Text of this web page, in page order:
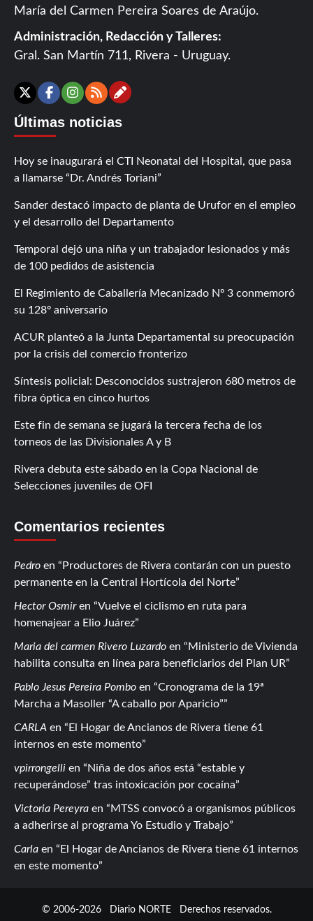
María del Carmen Pereira Soares de Araújo.
Administración, Redacción y Talleres:
Gral. San Martín 711, Rivera - Uruguay.
X Facebook
Instagram
RSSContáctanos
Últimas noticias
Hoy se inaugurará el CTI Neonatal del Hospital, que pasa
a llamarse “Dr. Andrés Toriani”
Sander destacó impacto de planta de Urufor en el empleo
y el desarrollo del Departamento
Temporal dejó una niña y un trabajador lesionados y más
de 100 pedidos de asistencia
El Regimiento de Caballería Mecanizado Nº 3 conmemoró
su 128º aniversario
ACUR planteó a la Junta Departamental su preocupación
por la crisis del comercio fronterizo
Síntesis policial: Desconocidos sustrajeron 680 metros de
fibra óptica en cinco hurtos
Este fin de semana se jugará la tercera fecha de los
torneos de las Divisionales A y B
Rivera debuta este sábado en la Copa Nacional de
Selecciones juveniles de OFI
Comentarios recientes
Pedro en
Productores de Rivera contarán con un puesto
permanente en la Central Hortícola del Norte
Hector Osmiren
Vuelve el ciclismo en ruta para
homenajear a Elio Juárez
Maria del carmen Rivero Luzardo en
Ministerio de Vivienda
habilita consulta en línea para beneficiarios del Plan UR
Pablo Jesus Pereira Pombo en
Cronograma de la 19ª
Marcha a Masoller “A caballo por Aparicio”
CARLA en
El Hogar de Ancianos de Rivera tiene 61
internos en este momento
vpirrongelli en
Niña de dos años está “estable y
recuperándose” tras intoxicación por cocaína
Victoria Pereyra en
MTSS convocó a organismos públicos
a adherirse al programa Yo Estudio y Trabajo
Carla en
El Hogar de Ancianos de Rivera tiene 61 internos
en este momento
© 2006-2026 Diario NORTE Derechos reservados.